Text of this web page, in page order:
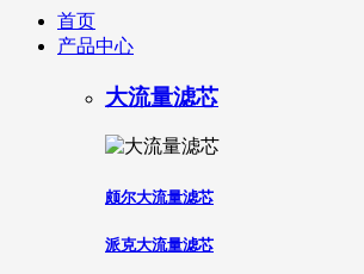
首页
产品中心
大流量滤芯
颇尔大流量滤芯
派克大流量滤芯